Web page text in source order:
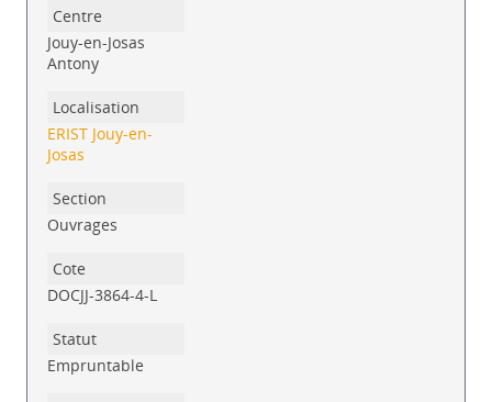
Jouy-en-Josas
Antony
ERIST Jouy-en-
Josas
Ouvrages
DOCJJ-3864-4-L
Empruntable